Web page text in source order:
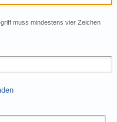
muss mindestens vier Zeichen